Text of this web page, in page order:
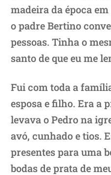
madeira da época
o padre Bertino
pessoas. Tinha o
santo de que eu me
Fui com toda a
esposa e filho. Era a
levava o Pedro na
avó, cunhado e tios.
presentes para uma
bodas de prata de